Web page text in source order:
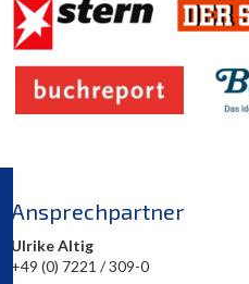
Ansprechpartner
Ulrike Altig
+49 (0) 7221 / 309-0